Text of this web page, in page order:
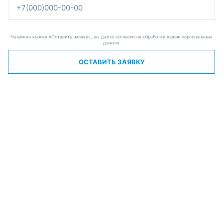
Нажимая кнопку «Оставить заявку», вы даёте согласие на обработку ваших персональных
данных.
ОСТАВИТЬ ЗАЯВКУ